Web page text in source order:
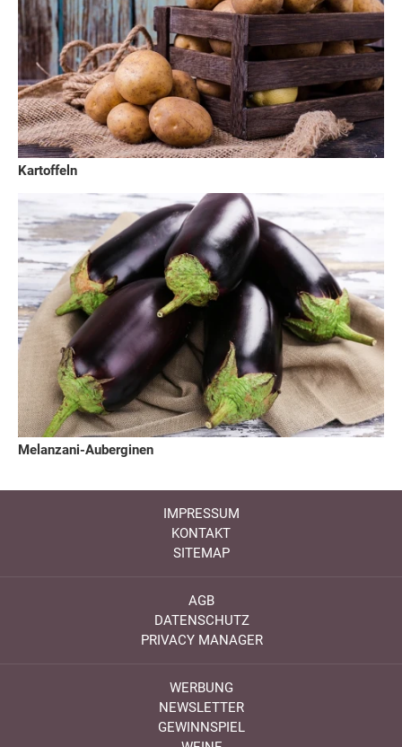
Kartoffeln
Melanzani-Auberginen
IMPRESSUM
KONTAKT
SITEMAP
AGB
DATENSCHUTZ
PRIVACY MANAGER
WERBUNG
NEWSLETTER
GEWINNSPIEL